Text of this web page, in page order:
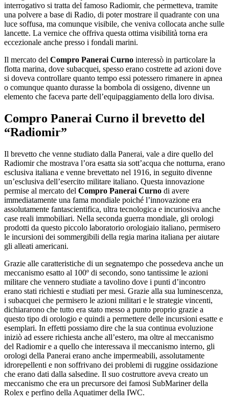
interrogativo si tratta del famoso Radiomir, che permetteva, tramite
una polvere a base di Radio, di poter mostrare il quadrante con una
luce soffusa, ma comunque visibile, che veniva collocata anche sulle
lancette. La vernice che offriva questa ottima visibilità torna era
eccezionale anche presso i fondali marini.
Il mercato del Compro Panerai Curno interessò in particolare la
flotta marina, dove subacquei, spesso erano costrette ad azioni dove
si doveva controllare quanto tempo essi potessero rimanere in apnea
o comunque quanto durasse la bombola di ossigeno, divenne un
elemento che faceva parte dell’equipaggiamento della loro divisa.
Compro Panerai Curno il brevetto del
“Radiomir”
Il brevetto che venne studiato dalla Panerai, vale a dire quello del
Radiomir che mostrava l’ora esatta sia sott’acqua che notturna, erano
esclusiva italiana e venne brevettato nel 1916, in seguito divenne
un’esclusiva dell’esercito militare italiano. Questa innovazione
permise al mercato del Compro Panerai Curno di avere
immediatamente una fama mondiale poiché l’innovazione era
assolutamente fantascientifica, ultra tecnologica e incuriosiva anche
case reali immobiliari. Nella seconda guerra mondiale, gli orologi
prodotti da questo piccolo laboratorio orologiaio italiano, permisero
le incursioni dei sommergibili della regia marina italiana per aiutare
gli alleati americani.
Grazie alle caratteristiche di un segnatempo che possedeva anche un
meccanismo esatto al 100º di secondo, sono tantissime le azioni
militare che vennero studiate a tavolino dove i punti d’incontro
erano stati richiesti e studiati per mesi. Grazie alla sua luminescenza,
i subacquei che permisero le azioni militari e le strategie vincenti,
dichiararono che tutto era stato messo a punto proprio grazie a
questo tipo di orologio e quindi a permettere delle incursioni esatte e
esemplari. In effetti possiamo dire che la sua continua evoluzione
iniziò ad essere richiesta anche all’estero, ma oltre al meccanismo
del Radiomir e a quello che interessava il meccanismo interno, gli
orologi della Panerai erano anche impermeabili, assolutamente
idrorepellenti e non soffrivano dei problemi di ruggine ossidazione
che erano dati dalla salsedine. Il suo costruttore aveva creato un
meccanismo che era un precursore dei famosi SubMariner della
Rolex e perfino della Aquatimer della IWC.